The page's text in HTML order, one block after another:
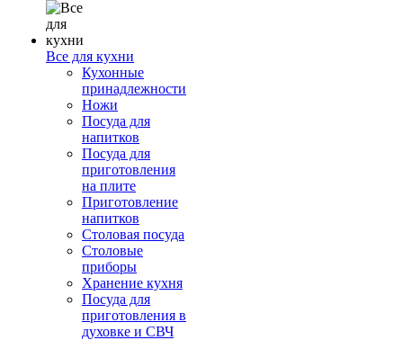
Все для кухни
Кухонные
принадлежности
Ножи
Посуда для
напитков
Посуда для
приготовления
на плите
Приготовление
напитков
Столовая посуда
Столовые
приборы
Хранение кухня
Посуда для
приготовления в
духовке и СВЧ